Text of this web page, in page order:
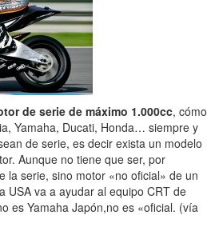
de serie de máximo 1.000cc, cómo
Yamaha, Ducati, Honda… siempre y
de serie, es decir exista un modelo
Aunque no tiene que ser, por
la serie, sino motor «no oficial» de un
USA va a ayudar al equipo CRT de
es Yamaha Japón,no es «oficial. (vía